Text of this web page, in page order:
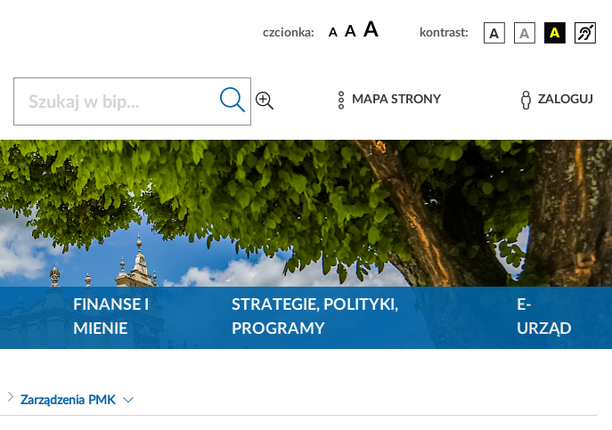
czcionka: A A A kontrast:
MAPA STRONY ZALOGUJ
FINANSE I
MIENIE
STRATEGIE, POLITYKI,
PROGRAMY
E-
URZĄD
Zarządzenia PMK